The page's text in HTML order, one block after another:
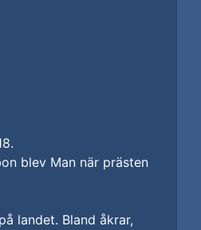
blev Man när prästen
landet. Bland åkrar,